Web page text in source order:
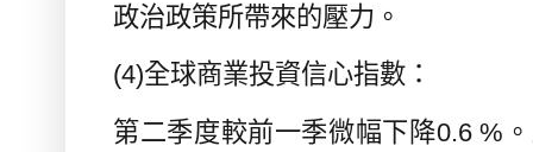
政治政策所帶來的壓力。
(4)全球商業投資信心指數：
第二季度較前一季微幅下降0.6 %